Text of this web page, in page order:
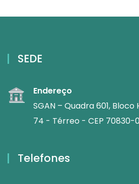
SEDE
Endereço
SGAN – Quadra 601, Bloco
74 - Térreo - CEP 70830-
Telefones